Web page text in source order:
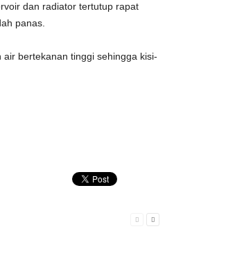
dan radiator tertutup rapat
panas.
bertekanan tinggi sehingga kisi-